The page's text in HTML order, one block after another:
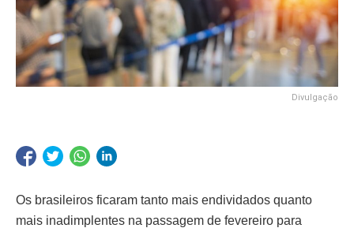
Divulgação
Os brasileiros ficaram tanto mais endividados quanto
mais inadimplentes na passagem de fevereiro para